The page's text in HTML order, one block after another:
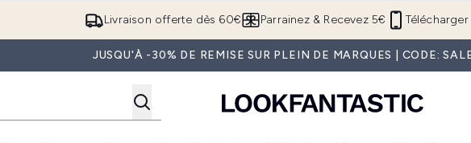
Passer au contenu principal
Livraison offerte dès 60€ Télécharger
Parrainez & Recevez 5€
JUSQU'À -30% DE REMISE SUR PLEIN DE MARQUES | CODE: